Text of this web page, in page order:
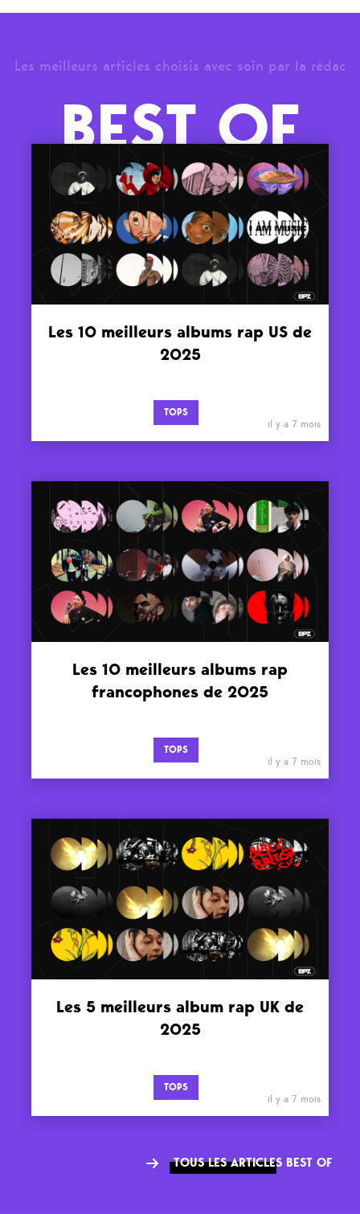
Les meilleurs articles choisis avec soin par la rédac
BEST OF
Les 10 meilleurs albums rap US de
2025
TOPS
il y a 7 mois
Les 10 meilleurs albums rap
francophones de 2025
TOPS
il y a 7 mois
Les 5 meilleurs album rap UK de
2025
TOPS
il y a 7 mois
TOUS LES ARTICLES BEST OF